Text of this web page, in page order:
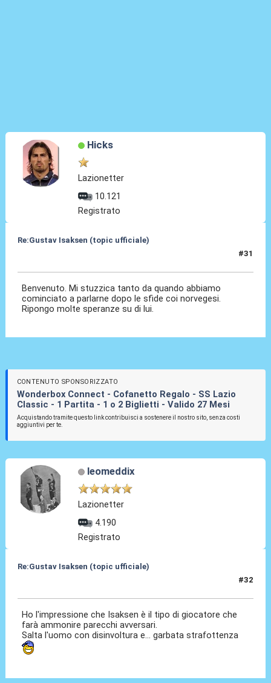
Hicks
Lazionetter
10.121
Registrato
Re:Gustav Isaksen (topic ufficiale)
#31
Benvenuto. Mi stuzzica tanto da quando abbiamo
cominciato a parlarne dopo le sfide coi norvegesi.
Ripongo molte speranze su di lui.
CONTENUTO SPONSORIZZATO
Wonderbox Connect - Cofanetto Regalo - SS Lazio
Classic - 1 Partita - 1 o 2 Biglietti - Valido 27 Mesi
Acquistando tramite questo link contribuisci a sostenere il nostro sito, senza costi
aggiuntivi per te.
leomeddix
Lazionetter
4.190
Registrato
Re:Gustav Isaksen (topic ufficiale)
#32
Ho l'impressione che Isaksen è il tipo di giocatore che
farà ammonire parecchi avversari.
Salta l'uomo con disinvoltura e... garbata strafottenza